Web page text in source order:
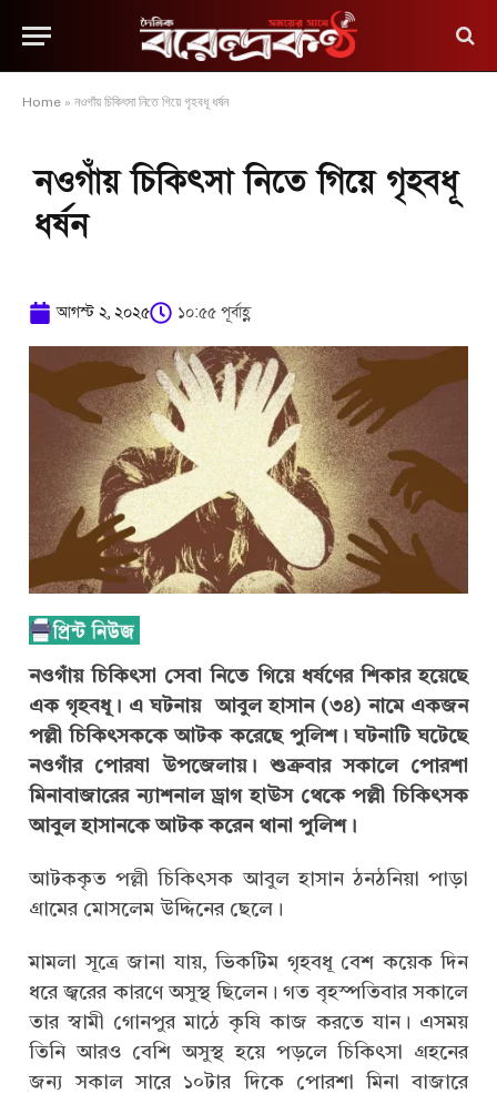
Home » নওগাঁয় চিকিৎসা নিতে গিয়ে গৃহবধূ ধর্ষন
নওগাঁয় চিকিৎসা নিতে গিয়ে গৃহবধূ
ধর্ষন
আগস্ট ২, ২০২৫ ১০:৫৫ পূর্বাহ্ণ
নওগাঁয় চিকিৎসা সেবা নিতে গিয়ে ধর্ষণের শিকার হয়েছে
এক গৃহবধূ। এ ঘটনায় আবুল হাসান (৩৪) নামে একজন
পল্লী চিকিৎসককে আটক করেছে পুলিশ। ঘটনাটি ঘটেছে
নওগাঁর পোরষা উপজেলায়। শুক্রবার সকালে পোরশা
মিনাবাজারের ন্যাশনাল ড্রাগ হাউস থেকে পল্লী চিকিৎসক
আবুল হাসানকে আটক করেন থানা পুলিশ।
আটককৃত পল্লী চিকিৎসক আবুল হাসান ঠনঠনিয়া পাড়া
গ্রামের মোসলেম উদ্দিনের ছেলে।
মামলা সূত্রে জানা যায়, ভিকটিম গৃহবধূ বেশ কয়েক দিন
ধরে জ্বরের কারণে অসুস্থ ছিলেন। গত বৃহস্পতিবার সকালে
তার স্বামী গোনপুর মাঠে কৃষি কাজ করতে যান। এসময়
তিনি আরও বেশি অসুস্থ হয়ে পড়লে চিকিৎসা গ্রহনের
জন্য সকাল সারে ১০টার দিকে পোরশা মিনা বাজারে